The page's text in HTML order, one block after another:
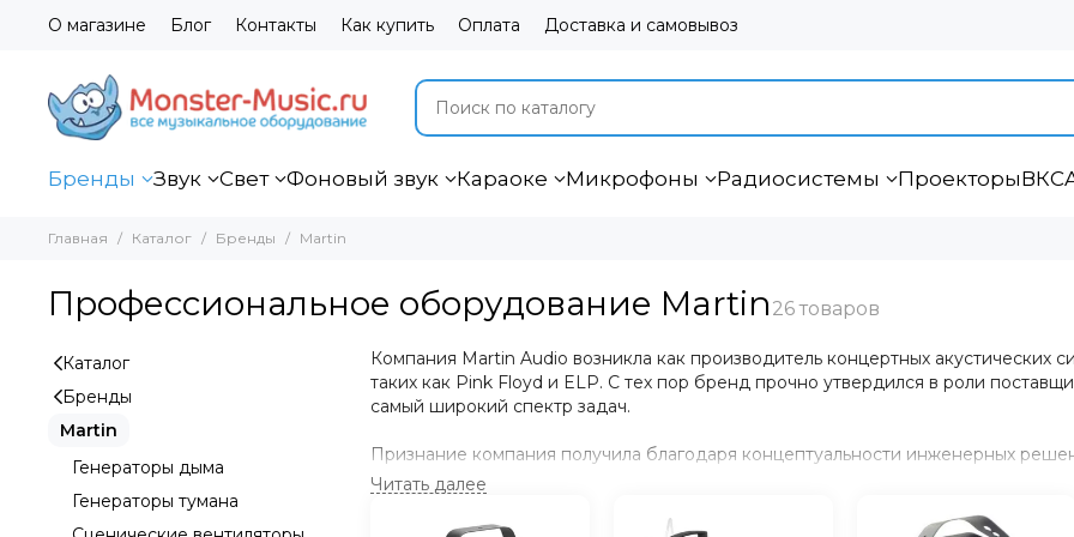
О магазине Блог Контакты Как купить Оплата Доставка и самовывоз
Бренды Звук Свет Фоновый звук Караоке Микрофоны Радиосистемы ПроекторыВКС
Главная Каталог Бренды Martin
Профессиональное оборудование Martin
Компания Martin Audio возникла как производитель концертных акустических
таких как Pink Floyd и ELP. С тех пор бренд прочно утвердился в роли
самый широкий спектр задач.
Признание компания получила благодаря концептуальности инженерных
выпускаемой продукции. Миссия Martin Audio — донести превосходный звук
Каталог
Бренды
Martin
Генераторы дыма
Генераторы тумана